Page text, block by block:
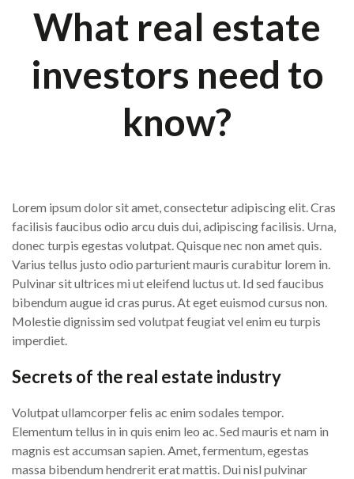
What real estate
investors need to
know?
Lorem ipsum dolor sit amet, consectetur adipiscing elit. Cras
facilisis faucibus odio arcu duis dui, adipiscing facilisis. Urna,
donec turpis egestas volutpat. Quisque nec non amet quis.
Varius tellus justo odio parturient mauris curabitur lorem in.
Pulvinar sit ultrices mi ut eleifend luctus ut. Id sed faucibus
bibendum augue id cras purus. At eget euismod cursus non.
Molestie dignissim sed volutpat feugiat vel enim eu turpis
imperdiet.
Secrets of the real estate industry
Volutpat ullamcorper felis ac enim sodales tempor.
Elementum tellus in in quis enim leo ac. Sed mauris et nam in
magnis est accumsan sapien. Amet, fermentum, egestas
massa bibendum hendrerit erat mattis. Dui nisl pulvinar